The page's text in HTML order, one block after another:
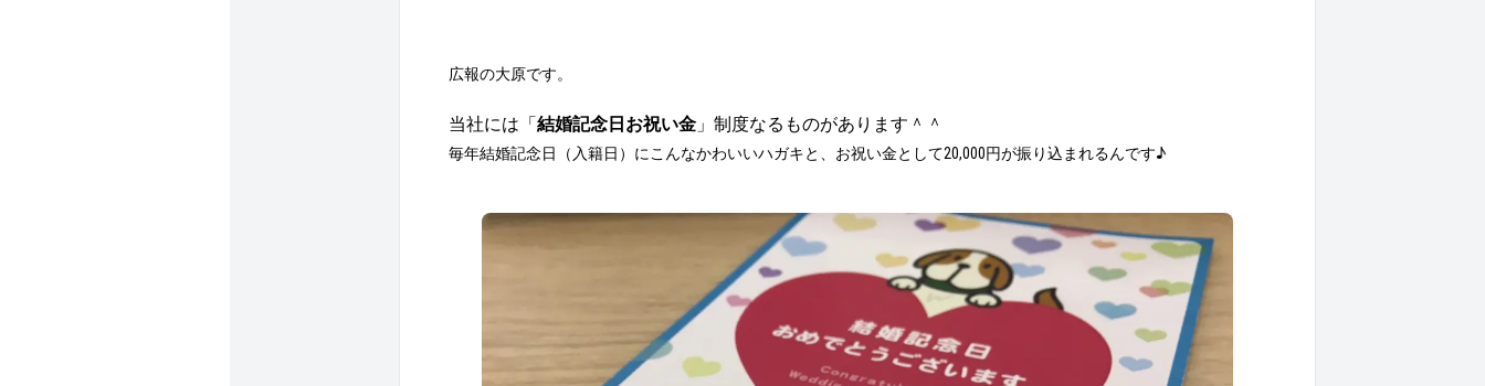
広報の大原です。
当社には「結婚記念日お祝い金 」制度なるものがあります＾＾
毎年結婚記念日（入籍日）にこんなかわいいハガキと、お祝い金として20,000円が振り込まれるんです♪